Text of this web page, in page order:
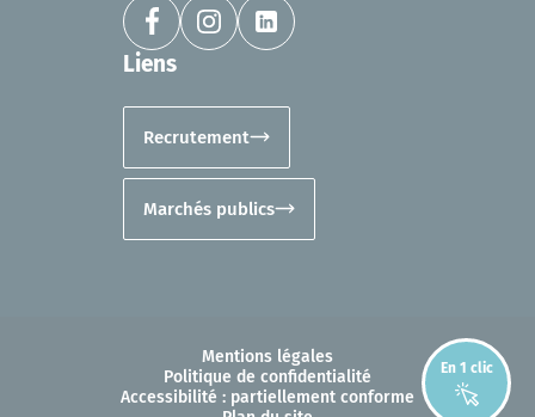
Liens
Recrutement
Marchés publics
Mentions légales
Politique de confidentialité
Accessibilité : partiellement conforme
En 1 clic